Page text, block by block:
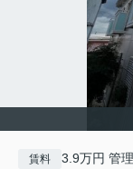
賃料 3.9万円 管